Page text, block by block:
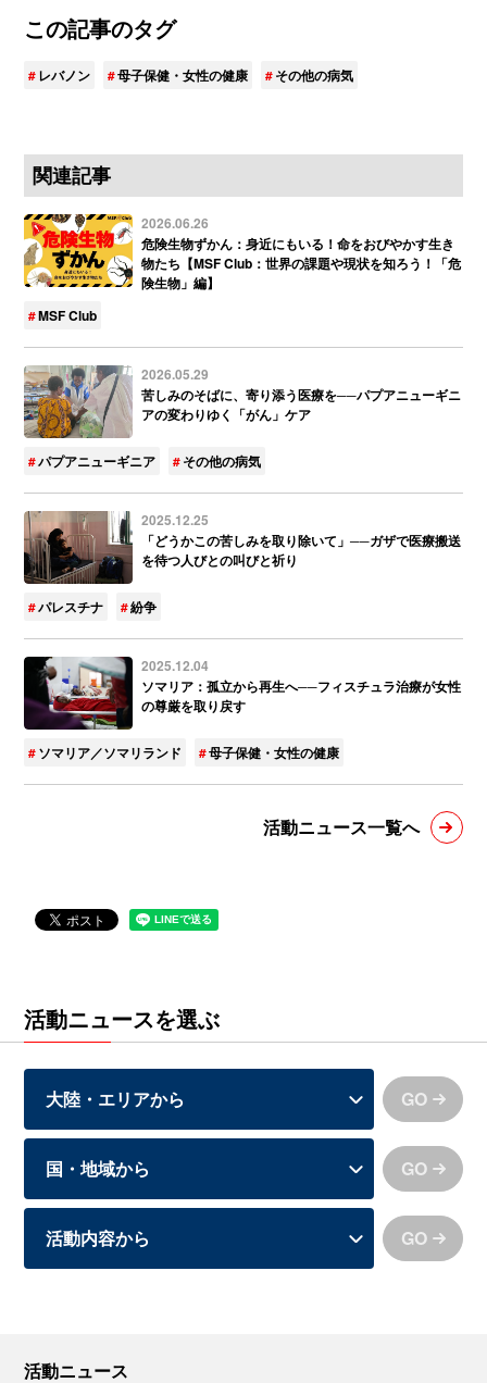
この記事のタグ
レバノン 母子保健・女性の健康 その他の病気
関連記事
2026.06.26
危険生物ずかん：身近にもいる！命をおびやかす生き
物たち【MSF Club：世界の課題や現状を知ろう！「危
険生物」編】
MSF Club
2026.05.29
苦しみのそばに、寄り添う医療を──パプアニューギニ
アの変わりゆく「がん」ケア
パプアニューギニア その他の病気
2025.12.25
「どうかこの苦しみを取り除いて」──ガザで医療搬送
を待つ人びとの叫びと祈り
パレスチナ 紛争
2025.12.04
ソマリア：孤立から再生へ──フィスチュラ治療が女性
の尊厳を取り戻す
ソマリア／ソマリランド 母子保健・女性の健康
活動ニュース一覧へ
活動ニュースを選ぶ
GO
GO
GO
活動ニュース